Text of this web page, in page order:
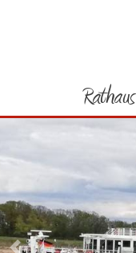
Rathaus